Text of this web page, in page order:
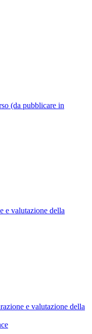
(da pubblicare in
e valutazione della
e valutazione della